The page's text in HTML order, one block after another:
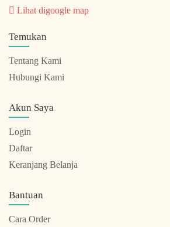
Lihat digoogle map
Temukan
Tentang Kami
Hubungi Kami
Akun Saya
Login
Daftar
Keranjang Belanja
Bantuan
Cara Order